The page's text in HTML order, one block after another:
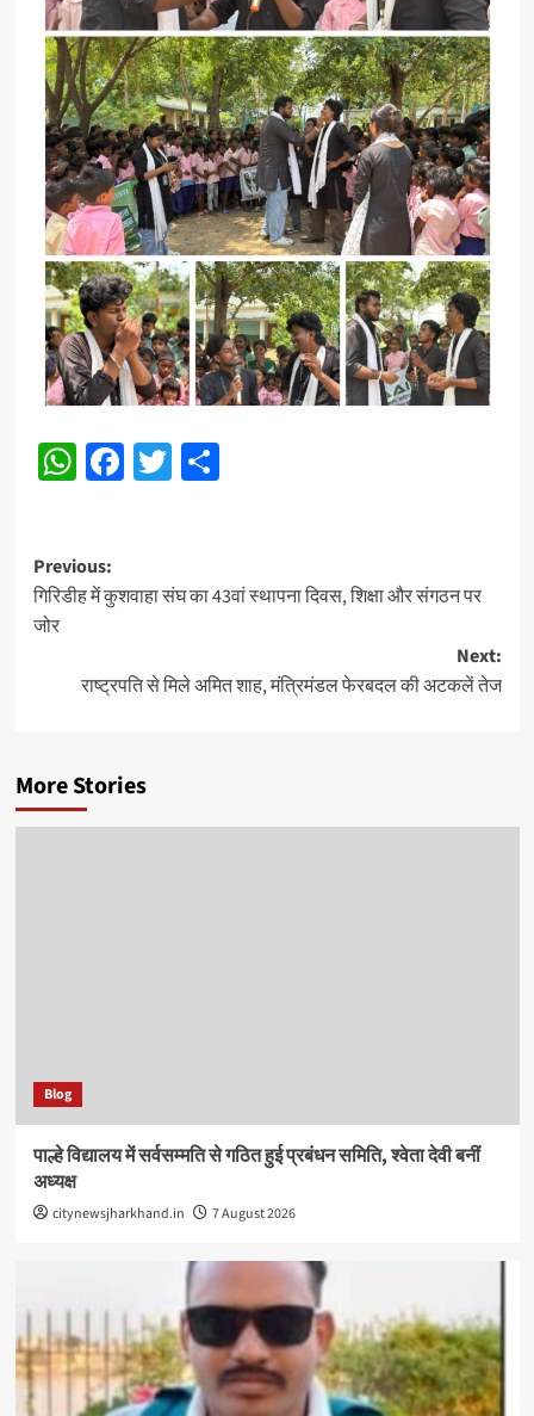
WhatsApp
Facebook
Twitter
Share
Post
navigation
Previous:
गिरिडीह में कुशवाहा संघ का 43वां स्थापना दिवस, शिक्षा और संगठन पर
जोर
Next:
राष्ट्रपति से मिले अमित शाह, मंत्रिमंडल फेरबदल की अटकलें तेज
More Stories
Blog
पाल्हे विद्यालय में सर्वसम्मति से गठित हुई प्रबंधन समिति, श्वेता देवी बनीं
अध्यक्ष
citynewsjharkhand.in 7 August 2026